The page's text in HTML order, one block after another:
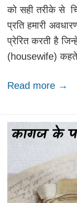
को सही तरीके से
प्रति हमारी
प्रेरित करती है
(housewife)
Read more →